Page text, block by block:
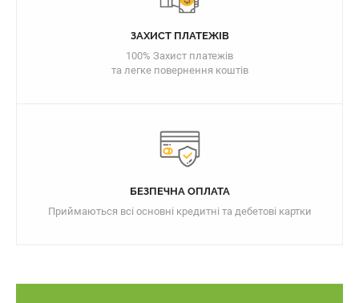
ЗАХИСТ ПЛАТЕЖІВ
100% Захист платежів
та легке повернення коштів
БЕЗПЕЧНА ОПЛАТА
Приймаються всі основні кредитні та дебетові картки